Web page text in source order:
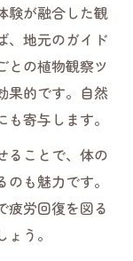
験が融合した観
、地元のガイド
との植物観察ツ
果的です。自然
寄与します。
ることで、体の
も魅力です。
疲労回復を図る
う。